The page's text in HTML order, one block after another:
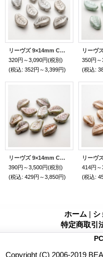
リーヴズ 9×14mm CW.グレイラスター
320円～3,090円(税別)
(税込: 352円～3,399円)
350円～
(税込:
リーヴズ 9×14mm CW.ブルーラスターBead Art 39号 作品使用 やや緑みがかったお色です
390円～3,500円(税別)
(税込: 429円～3,850円)
414円～
(税込:
ホーム | シ
特定商取引
Copyright (C) 2006-2019